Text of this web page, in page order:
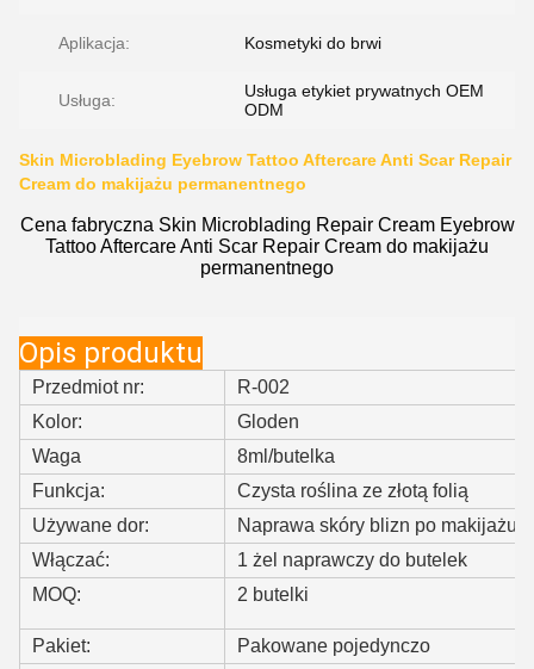
Aplikacja: Kosmetyki do brwi
Usługa:
Usługa etykiet prywatnych OEM
ODM
Skin Microblading Eyebrow Tattoo Aftercare Anti Scar Repair
Cream do makijażu permanentnego
Cena fabryczna Skin Microblading Repair Cream Eyebrow
Tattoo Aftercare Anti Scar Repair Cream do makijażu
permanentnego
Opis produktu
Przedmiot nr:
R-002
Kolor:
Gloden
Waga
8ml/butelka
Funkcja:
Czysta roślina ze złotą folią
Używane dor:
Naprawa skóry blizn po makijażu
Włączać:
1 żel naprawczy do butelek
MOQ:
2 butelki
Pakiet:
Pakowane pojedynczo